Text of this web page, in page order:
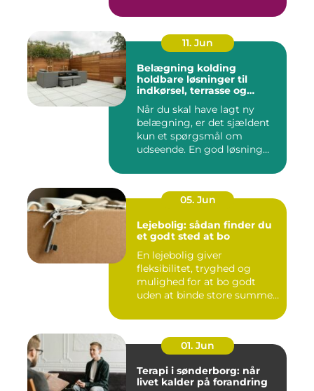
11. Jun
Belægning kolding
holdbare løsninger til
indkørsel, terrasse og
Når du skal have lagt ny
belægning, er det sjældent
kun et spørgsmål om
udseende. En god løsning
05. Jun
Lejebolig: sådan finder du
et godt sted at bo
En lejebolig giver
fleksibilitet, tryghed og
mulighed for at bo godt
uden at binde store summer
01. Jun
Terapi i sønderborg: når
livet kalder på forandring